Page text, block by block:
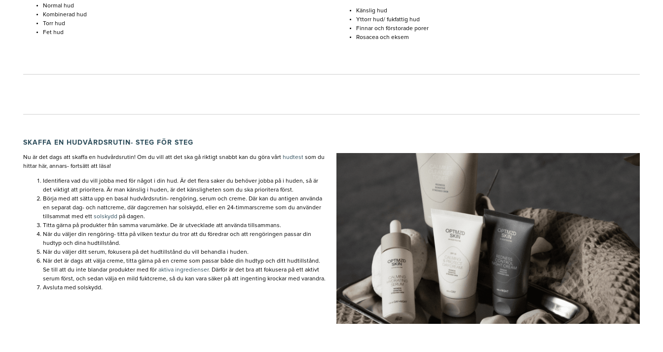
Normal hud
Kombinerad hud
Torr hud
Fet hud
Känslig hud
Yttorr hud/ fukfattig hud
Finnar och förstorade porer
Rosacea och eksem
SKAFFA EN HUDVÅRDSRUTIN- STEG FÖR STEG
Nu är det dags att skaffa en hudvårdsrutin! Om du vill att det ska gå riktigt snabbt kan du göra vårt hudtest som du
hittar här, annars- fortsätt att läsa!
Identifiera vad du vill jobba med för något i din hud. Är det flera saker du behöver jobba på i huden, så är
det viktigt att prioritera. Är man känslig i huden, är det känsligheten som du ska prioritera först.
Börja med att sätta upp en basal hudvårdsrutin- rengöring, serum och creme. Där kan du antigen använda
en separat dag- och nattcreme, där dagcremen har solskydd, eller en 24-timmarscreme som du använder
tillsammat med ett solskydd på dagen.
Titta gärna på produkter från samma varumärke. De är utvecklade att använda tillsammans.
När du väljer din rengöring- titta på vilken textur du tror att du föredrar och att rengöringen passar din
hudtyp och dina hudtillstånd.
När du väljer ditt serum, fokusera på det hudtillstånd du vill behandla i huden.
När det är dags att välja creme, titta gärna på en creme som passar både din hudtyp och ditt hudtillstånd.
Se till att du inte blandar produkter med för aktiva ingredienser. Därför är det bra att fokusera på ett aktivt
serum först, och sedan välja en mild fuktcreme, så du kan vara säker på att ingenting krockar med varandra.
Avsluta med solskydd.